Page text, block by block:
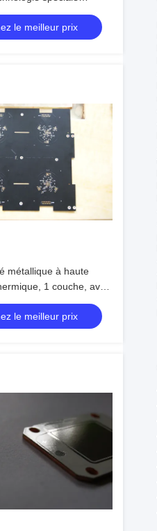
≥ 40KV 1 couche
le meilleur prix
métallique à haute
1 couche, avec
de 3 kV
le meilleur prix